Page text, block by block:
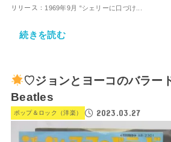
リリース：1969年9月 “シェリーに口づけ...
続きを読む
♡ジョンとヨーコのバラー
Beatles
ポップ＆ロック（洋楽） 2023.03.27